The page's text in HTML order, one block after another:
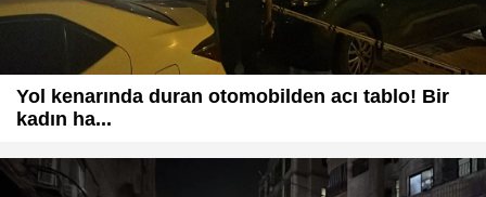
Yol kenarında duran otomobilden acı tablo! Bir
kadın ha...